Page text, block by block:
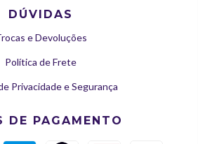
DÚVIDAS
e Devoluções
Política de Frete
Privacidade e Segurança
DE PAGAMENTO